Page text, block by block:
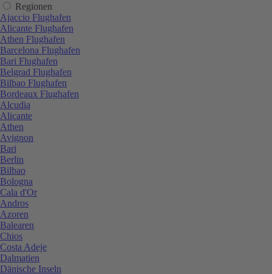
Regionen
Ajaccio Flughafen
Alicante Flughafen
Athen Flughafen
Barcelona Flughafen
Bari Flughafen
Belgrad Flughafen
Bilbao Flughafen
Bordeaux Flughafen
Alcudia
Alicante
Athen
Avignon
Bari
Berlin
Bilbao
Bologna
Cala d'Or
Andros
Azoren
Balearen
Chios
Costa Adeje
Dalmatien
Dänische Inseln